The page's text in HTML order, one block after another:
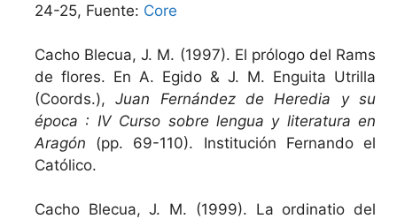
24-25, Fuente: Core
Cacho Blecua, J. M. (1997). El prólogo del Rams
de flores. En A. Egido & J. M. Enguita Utrilla
(Coords.), Juan Fernández de Heredia y su
época : IV Curso sobre lengua y literatura en
Aragón (pp. 69-110). Institución Fernando el
Católico.
Cacho Blecua, J. M. (1999). La ordinatio del